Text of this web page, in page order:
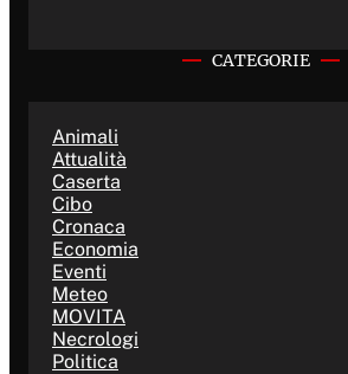
CATEGORIE
Animali
Attualità
Caserta
Cibo
Cronaca
Economia
Eventi
Meteo
MOVITA
Necrologi
Politica